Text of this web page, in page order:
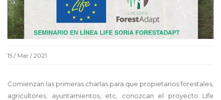
15 / Mar / 2021
Comienzan las primeras charlas para que propietarios forestales,
agricultores, ayuntamientos, etc, conozcan el proyecto Life